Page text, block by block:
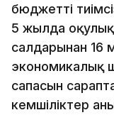
бюджеттің
5 жылда
салдарынан 16
экономикалық
сапасын
кемшіліктер